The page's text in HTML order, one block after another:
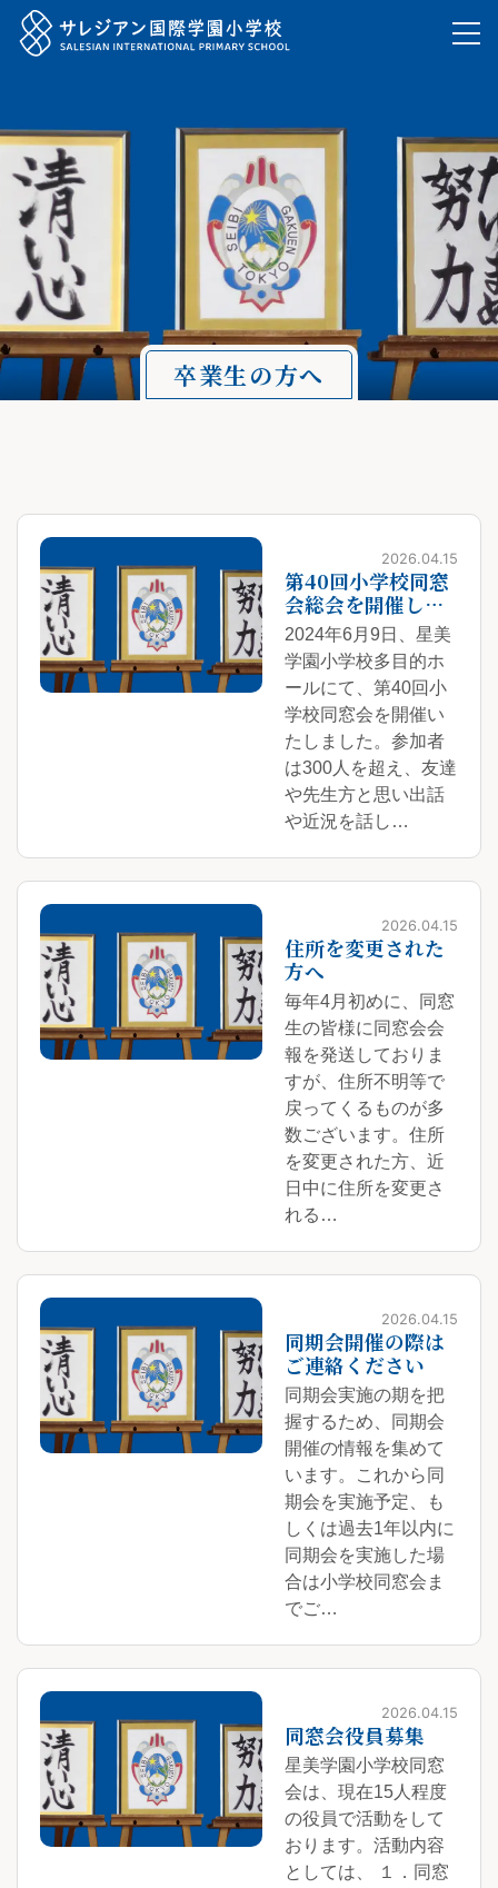
卒業生の方へ
2026.04.15
第40回小学校同窓
会総会を開催しま
した。
2024年6月9日、星美
学園小学校多目的ホ
ールにて、第40回小
学校同窓会を開催い
たしました。参加者
は300人を超え、友達
や先生方と思い出話
や近況を話し…
2026.04.15
住所を変更された
方へ
毎年4月初めに、同窓
生の皆様に同窓会会
報を発送しておりま
すが、住所不明等で
戻ってくるものが多
数ございます。住所
を変更された方、近
日中に住所を変更さ
れる…
2026.04.15
同期会開催の際は
ご連絡ください
同期会実施の期を把
握するため、同期会
開催の情報を集めて
います。これから同
期会を実施予定、も
しくは過去1年以内に
同期会を実施した場
合は小学校同窓会ま
でご…
2026.04.15
同窓会役員募集
星美学園小学校同窓
会は、現在15人程度
の役員で活動をして
おります。活動内容
としては、 １．同窓